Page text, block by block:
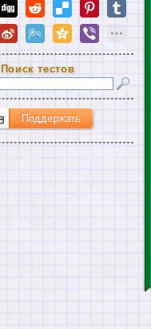
Поиск тестов